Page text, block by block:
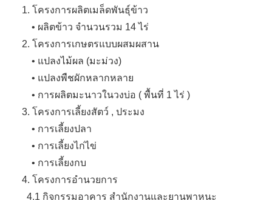
1. โครงการผลิตเมล็ดพันธุ์ข้าว
• ผลิตข้าว จำนวนรวม 14 ไร่
2. โครงการเกษตรแบบผสมผสาน
• แปลงไม้ผล (มะม่วง)
• แปลงพืชผักหลากหลาย
• การผลิตมะนาวในวงบ่อ ( พื้นที่ 1 ไร่ )
3. โครงการเลี้ยงสัตว์ , ประมง
• การเลี้ยงปลา
• การเลี้ยงไก่ไข่
• การเลี้ยงกบ
4. โครงการอำนวยการ
4.1 กิจกรรมอาคาร สำนักงานและยานพาหนะ